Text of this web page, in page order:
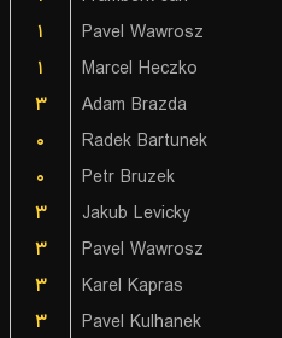
۱ Pavel Wawrosz
۱ Marcel Heczko
۳ Adam Brazda
۰ Radek Bartunek
۰ Petr Bruzek
۳ Jakub Levicky
۳ Pavel Wawrosz
۳ Karel Kapras
۳ Pavel Kulhanek